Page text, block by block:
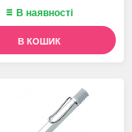
В наявності
В КОШИК